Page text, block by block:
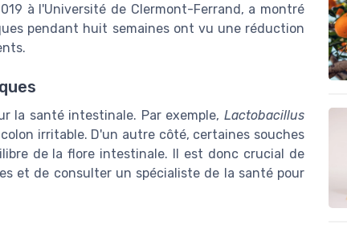
à l'Université de Clermont-Ferrand, a montré
pendant huit semaines ont vu une réduction
la santé intestinale. Par exemple, Lactobacillus
irritable. D'un autre côté, certaines souches
de la flore intestinale. Il est donc crucial de
et de consulter un spécialiste de la santé pour